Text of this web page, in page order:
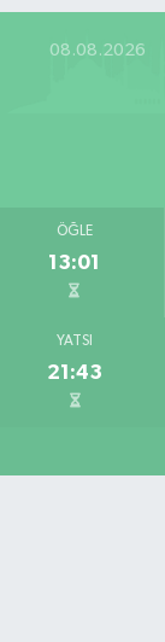
08.08.2026
ÖĞLE
13:01
YATSI
21:43